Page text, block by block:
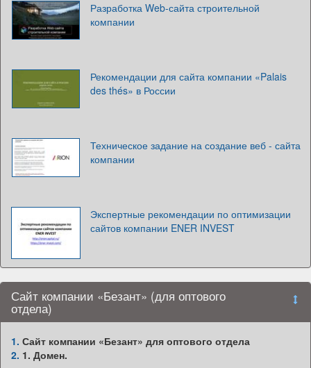
Разработка Web-сайта строительной
компании
Рекомендации для сайта компании «Palais
des thés» в России
Техническое задание на создание веб - сайта
компании
Экспертные рекомендации по оптимизации
сайтов компании ENER INVEST
Сайт компании «Безант» (для оптового
отдела)
1. Сайт компании «Безант» для оптового отдела
2. 1. Домен.